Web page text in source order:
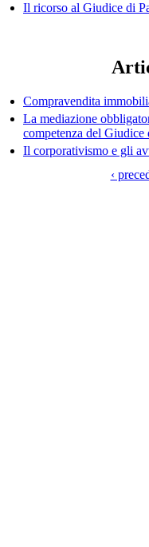
Il ricorso al Giudice di
Compravendita
La mediazione
competenza del Giudice
Il corporativismo e gli
‹